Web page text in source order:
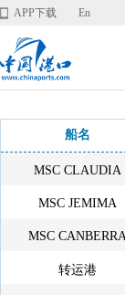
APP下载 En
船名
MSC CLAUDIA
MSC JEMIMA
MSC
转运港